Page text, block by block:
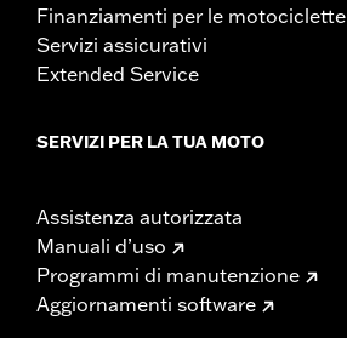
Finanziamenti per le motociclette
Servizi assicurativi
Extended Service
SERVIZI PER LA TUA MOTO
Assistenza autorizzata
Manuali d’uso
Programmi di manutenzione
Aggiornamenti software